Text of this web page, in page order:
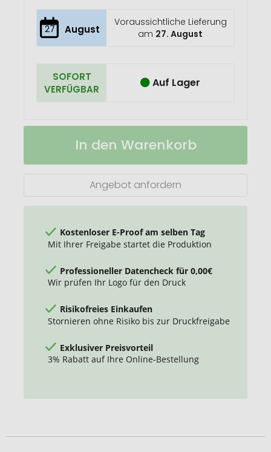
27 August
Voraussichtliche Lieferung
am 27. August
SOFORT
VERFÜGBAR
Auf Lager
Twist
In den Warenkorb
Angebot anfordern
Kostenloser E-Proof am selben Tag
Mit Ihrer Freigabe startet die Produktion
Professioneller Datencheck für 0,00€
Wir prüfen Ihr Logo für den Druck
Risikofreies Einkaufen
Stornieren ohne Risiko bis zur Druckfreigabe
Exklusiver Preisvorteil
3% Rabatt auf Ihre Online-Bestellung